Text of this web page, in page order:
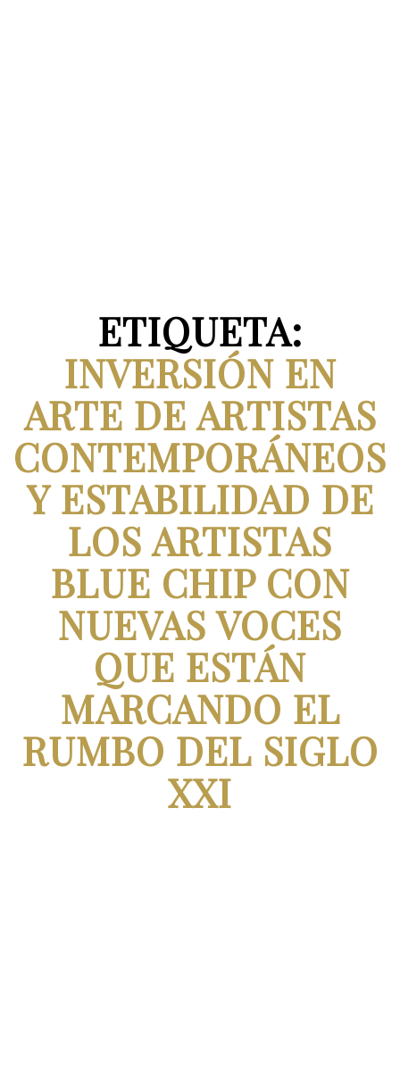
ETIQUETA:
INVERSIÓN EN
ARTE DE ARTISTAS
CONTEMPORÁNEOS
Y ESTABILIDAD DE
LOS ARTISTAS
BLUE CHIP CON
NUEVAS VOCES
QUE ESTÁN
MARCANDO EL
RUMBO DEL SIGLO
XXI